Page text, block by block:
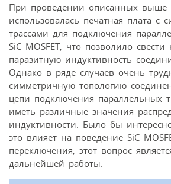
При проведении описанных выше
использовалась печатная плата с
трассами для подключения
SiC MOSFET, что позволило
паразитную индуктивность
Однако в ряде случаев очень
симметричную топологию
цепи подключения параллельных
иметь различные значения
индуктивности. Было бы
это влияет на поведение SiC
переключения, этот вопрос
дальнейшей работы.